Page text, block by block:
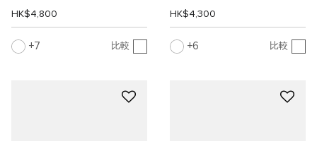
HK$4,800
7 比較
HK$4,300
6 比較